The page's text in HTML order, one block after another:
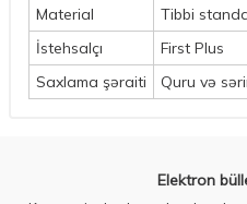
Material
Tibbi
İstehsalçı
First Plus
Saxlama şəraiti
Quru və
Elektron